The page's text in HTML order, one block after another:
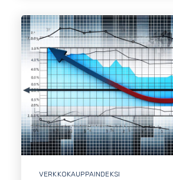
VERKKOKAUPPAINDEKSI